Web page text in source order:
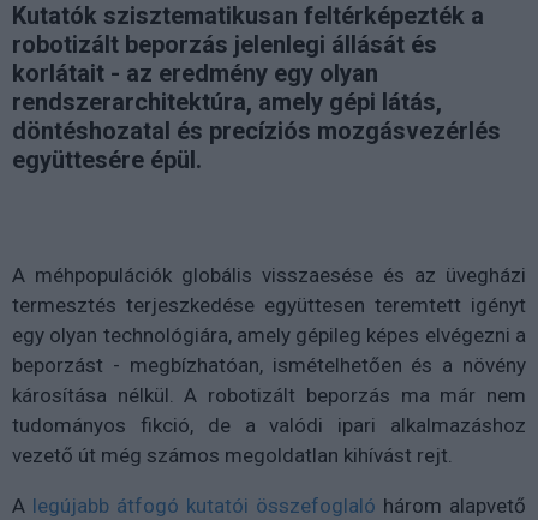
Kutatók szisztematikusan feltérképezték a
robotizált beporzás jelenlegi állását és
korlátait - az eredmény egy olyan
rendszerarchitektúra, amely gépi látás,
döntéshozatal és precíziós mozgásvezérlés
együttesére épül.
A méhpopulációk globális visszaesése és az üvegházi
termesztés terjeszkedése együttesen teremtett igényt
egy olyan technológiára, amely gépileg képes elvégezni a
beporzást - megbízhatóan, ismételhetően és a növény
károsítása nélkül. A robotizált beporzás ma már nem
tudományos fikció, de a valódi ipari alkalmazáshoz
vezető út még számos megoldatlan kihívást rejt.
A legújabb átfogó kutatói összefoglaló három alapvető